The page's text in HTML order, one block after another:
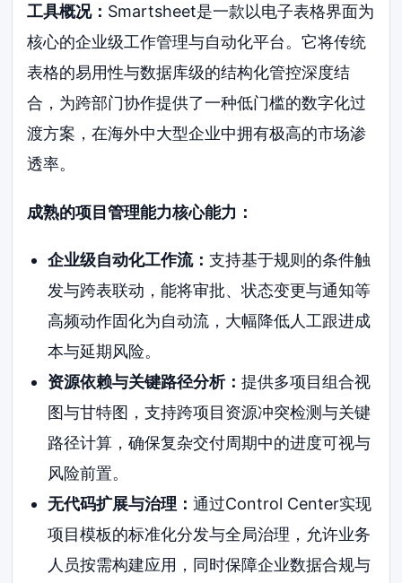
工具概况： Smartsheet是一款以电子表格界面为
核心的企业级工作管理与自动化平台。它将传统
表格的易用性与数据库级的结构化管控深度结
合，为跨部门协作提供了一种低门槛的数字化过
渡方案，在海外中大型企业中拥有极高的市场渗
透率。
成熟的项目管理能力核心能力：
企业级自动化工作流： 支持基于规则的条件触
发与跨表联动，能将审批、状态变更与通知等
高频动作固化为自动流，大幅降低人工跟进成
本与延期风险。
资源依赖与关键路径分析： 提供多项目组合视
图与甘特图，支持跨项目资源冲突检测与关键
路径计算，确保复杂交付周期中的进度可视与
风险前置。
无代码扩展与治理： 通过Control Center实现
项目模板的标准化分发与全局治理，允许业务
人员按需构建应用，同时保障企业数据合规与